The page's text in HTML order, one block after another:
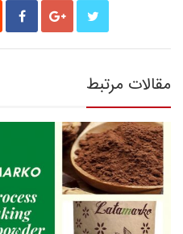
مقالات مرتبط